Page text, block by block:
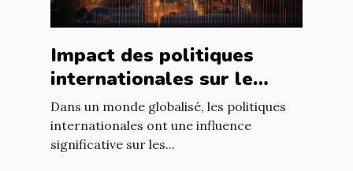
Impact des politiques
internationales sur le
marché immobilier
français
Dans un monde globalisé, les politiques
internationales ont une influence
significative sur les...